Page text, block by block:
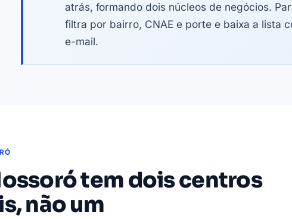
atrás, formando dois núcleos de negócios.
filtra por bairro, CNAE e porte e baixa a lista
e-mail.
tem dois centros
não um